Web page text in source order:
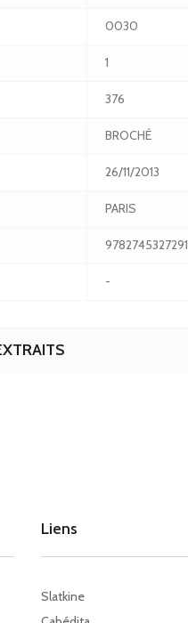
0030
1
376
BROCHÉ
26/11/2013
PARIS
9782745327291
-
Liens
Slatkine